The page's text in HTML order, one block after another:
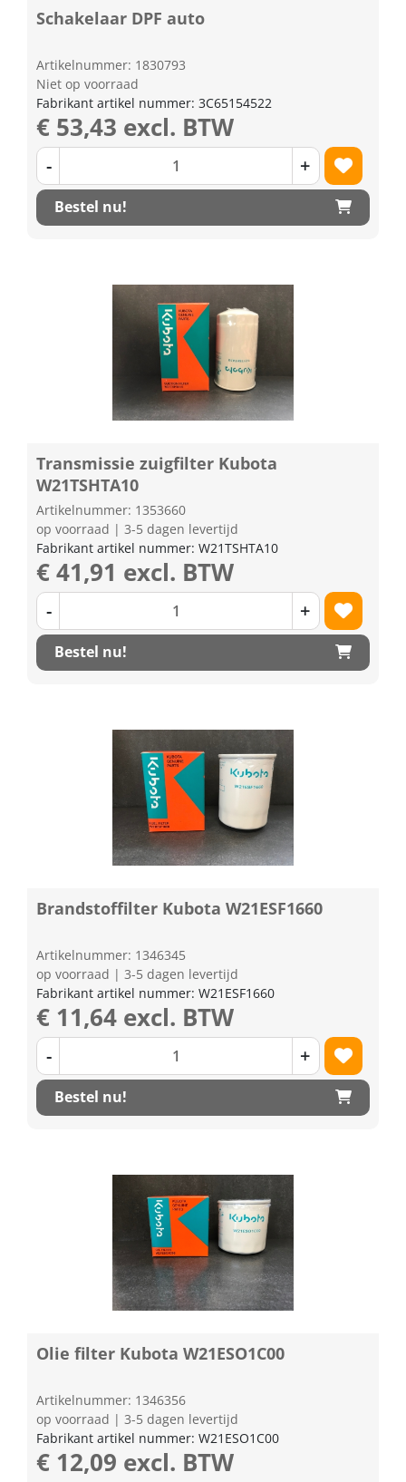
Schakelaar DPF auto
Artikelnummer: 1830793
Niet op voorraad
Fabrikant artikel nummer: 3C65154522
€ 53,43 excl. BTW
- +
Bestel nu!
Transmissie zuigfilter Kubota
W21TSHTA10
Artikelnummer: 1353660
op voorraad | 3-5 dagen levertijd
Fabrikant artikel nummer: W21TSHTA10
€ 41,91 excl. BTW
- +
Bestel nu!
Brandstoffilter Kubota W21ESF1660
Artikelnummer: 1346345
op voorraad | 3-5 dagen levertijd
Fabrikant artikel nummer: W21ESF1660
€ 11,64 excl. BTW
- +
Bestel nu!
Olie filter Kubota W21ESO1C00
Artikelnummer: 1346356
op voorraad | 3-5 dagen levertijd
Fabrikant artikel nummer: W21ESO1C00
€ 12,09 excl. BTW